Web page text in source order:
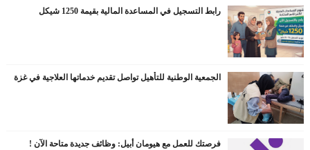
رابط التسجيل في المساعدة المالية بقيمة 1250 شيكل
الجمعية الوطنية للتأهيل تواصل تقديم خدماتها العلاجية في غزة
فرصتك للعمل مع هيومان أبيل: وظائف جديدة متاحة الآن !